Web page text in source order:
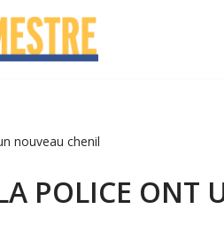
nouveau chenil
POLICE ONT